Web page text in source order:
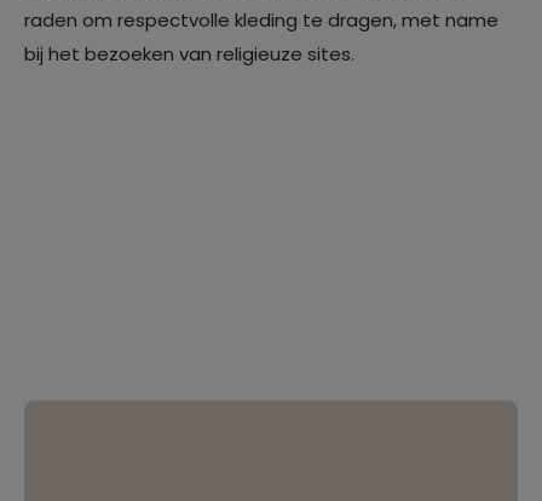
raden om respectvolle kleding te dragen, met name
bij het bezoeken van religieuze sites.